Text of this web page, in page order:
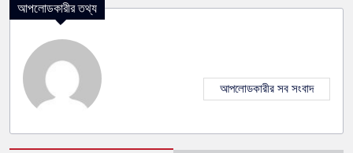
আপলোডকারীর তথ্য
আপলোডকারীর সব সংবাদ